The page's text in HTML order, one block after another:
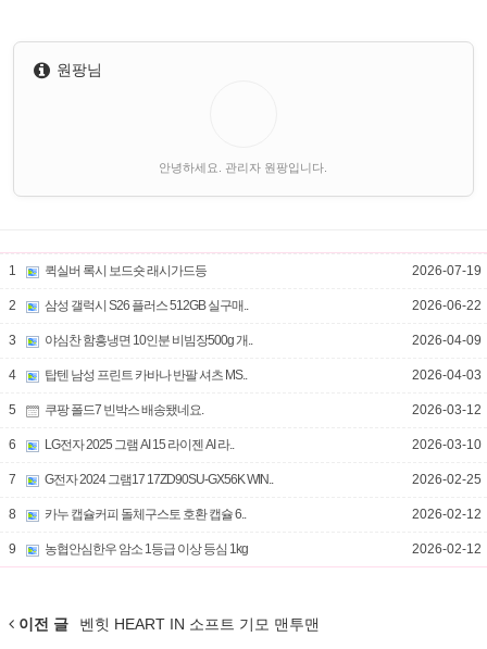
원팡님
안녕하세요. 관리자 원팡입니다.
1 퀵실버 록시 보드숏 래시가드등 2026-07-19
2 삼성 갤럭시 S26 플러스 512GB 실구매.. 2026-06-22
3 야심찬 함흥냉면 10인분 비빔장500g 개.. 2026-04-09
4 탑텐 남성 프린트 카바나 반팔 셔츠 MS.. 2026-04-03
5 쿠팡 폴드7 빈박스 배송됐네요. 2026-03-12
6 LG전자 2025 그램 AI 15 라이젠 AI 라.. 2026-03-10
7 G전자 2024 그램17 17ZD90SU-GX56K WIN.. 2026-02-25
8 카누 캡슐커피 돌체구스토 호환 캡슐 6.. 2026-02-12
9 농협안심한우 암소 1등급 이상 등심 1kg 2026-02-12
이전 글 벤힛 HEART IN 소프트 기모 맨투맨